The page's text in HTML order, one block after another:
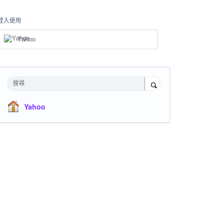
入使用
Yahoo
搜尋
Yahoo